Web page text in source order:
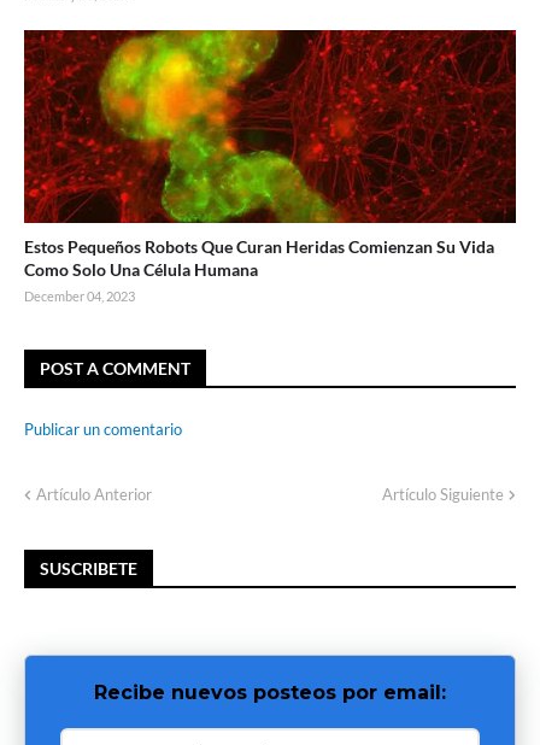
Estos Pequeños Robots Que Curan Heridas Comienzan Su Vida
Como Solo Una Célula Humana
December 04, 2023
POST A COMMENT
Publicar un comentario
Artículo Anterior Artículo Siguiente
SUSCRIBETE
Recibe nuevos posteos por email: